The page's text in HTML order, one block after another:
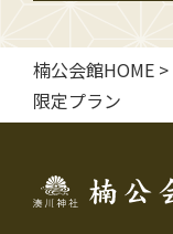
楠公会館HOME >
限定プラン